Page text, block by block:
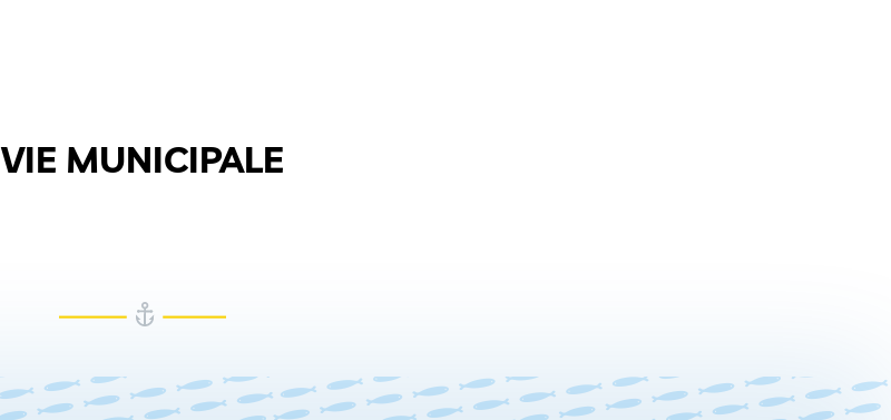
VIE MUNICIPALE